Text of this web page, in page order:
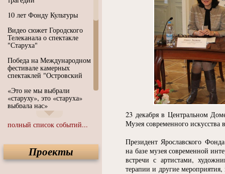
10 лет Фонду Культуры
Видео сюжет Городского
Телеканала о спектакле
"Старуха"
Победа на Международном
фестивале камерных
спектаклей "Островский
«Это не мы выбрали
«старуху», это «старуха»
выбрала нас»
Иммерсивный спектакль
"Язык чистого полета
Спектакль "Крик" в Музее
Современного Искусства
полный список событий...
Проекты
23 декабря в Центральном
Музея современного искусства
Президент Ярославского
на базе музея современной
встречи с артистами,
терапии и другие